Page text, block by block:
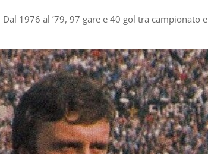
Dal 1976 al ’79, 97 gare e 40 gol tra campionato e